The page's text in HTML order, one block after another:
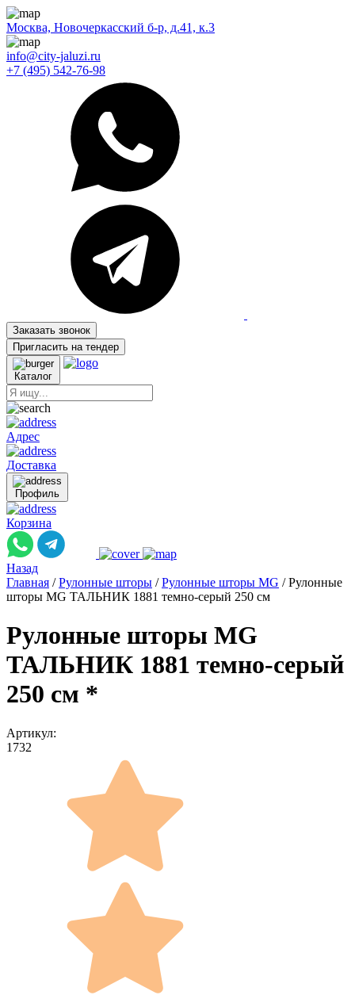
Москва, Новочеркасский б-р, д.41, к.3
info@city-jaluzi.ru
+7 (495) 542-76-98
Заказать звонок
Пригласить на тендер
Каталог
Адрес
Доставка
Профиль
Корзина
Назад
Главная / Рулонные шторы / Рулонные шторы MG / Рулонные
шторы MG ТАЛЬНИК 1881 темно-серый 250 см
Рулонные шторы MG
ТАЛЬНИК 1881 темно-серый
250 см *
Артикул:
1732